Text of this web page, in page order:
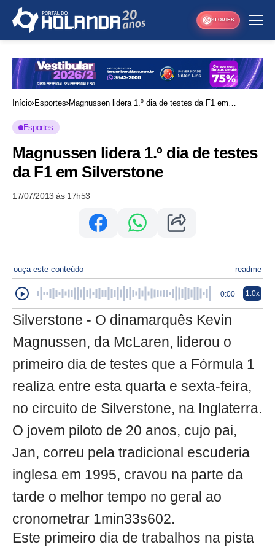
STORIES
Início Esportes Magnussen lidera 1.º dia de testes da F1 em
Esportes
Magnussen lidera 1.º dia de testes
da F1 em Silverstone
17/07/2013 às 17h53
ouça este conteúdo readme
0:00 1.0x
Silverstone - O dinamarquês Kevin
Magnussen, da McLaren, liderou o
primeiro dia de testes que a Fórmula 1
realiza entre esta quarta e sexta-feira,
no circuito de Silverstone, na Inglaterra.
O jovem piloto de 20 anos, cujo pai,
Jan, correu pela tradicional escuderia
inglesa em 1995, cravou na parte da
tarde o melhor tempo no geral ao
cronometrar 1min33s602.
Este primeiro dia de trabalhos na pista